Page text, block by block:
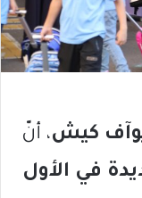
كيش، أنّ
في الأول